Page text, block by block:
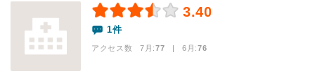
3.40
1件
アクセス数 7月:77 | 6月:76